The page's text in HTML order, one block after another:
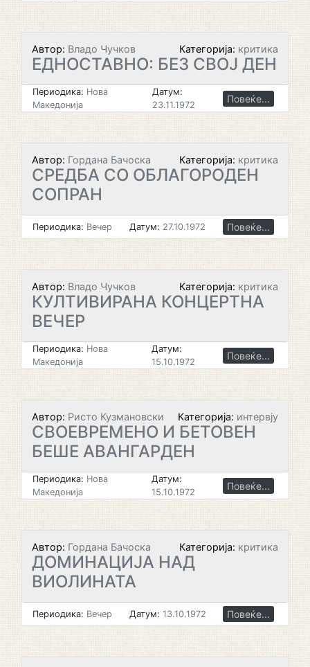
Автор: Владо Чучков Категорија: критика
ЕДНОСТАВНО: БЕЗ СВОЈ ДЕН
Периодика: Нова
Македонија
Датум:
23.11.1972
Повеќе...
Автор: Гордана Бачоска Категорија: критика
СРЕДБА СО ОБЛАГОРОДЕН
СОПРАН
Периодика: Вечер Датум: 27.10.1972 Повеќе...
Автор: Владо Чучков Категорија: критика
КУЛТИВИРАНА КОНЦЕРТНА
ВЕЧЕР
Периодика: Нова
Македонија
Датум:
15.10.1972
Повеќе...
Автор: Ристо Кузмановски Категорија: интервју
СВОЕВРЕМЕНО И БЕТОВЕН
БЕШЕ АВАНГАРДЕН
Периодика: Нова
Македонија
Датум:
15.10.1972
Повеќе...
Автор: Гордана Бачоска Категорија: критика
ДОМИНАЦИЈА НАД
ВИОЛИНАТА
Периодика: Вечер Датум: 13.10.1972 Повеќе...